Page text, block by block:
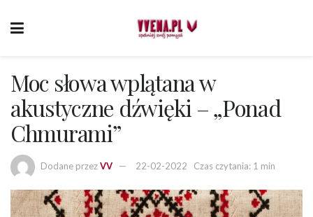
Moc słowa wplątana w
akustyczne dźwięki – „Ponad
Chmurami”
Dodane przezVV 22-02-2022 Czas czytania: 1 min